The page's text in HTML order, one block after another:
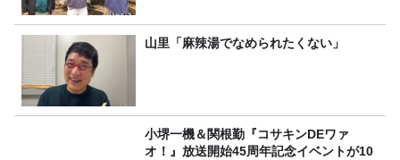
山里「麻辣湯でなめられたくない」
小堺一機＆関根勤『コサキンDEワァ
オ！』放送開始45周年記念イベントが10